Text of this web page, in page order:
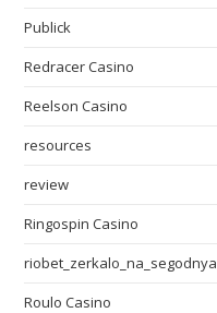
Publick
Redracer Casino
Reelson Casino
resources
review
Ringospin Casino
riobet_zerkalo_na_segodnya
Roulo Casino